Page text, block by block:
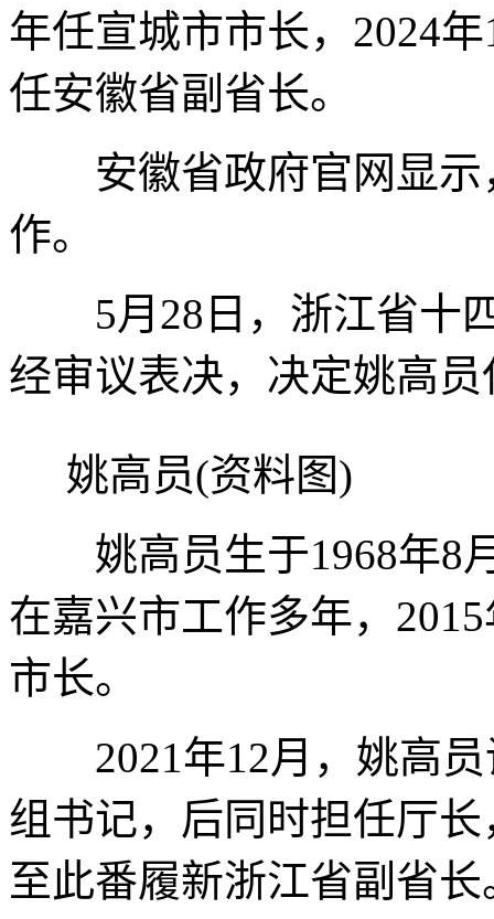
年任宣城市市长，2024
任安徽省副省长。
安徽省政府官网显示
作。
5月28日，浙江省十四
经审议表决，决定姚高
姚高员(资料图)
姚高员生于1968年8
在嘉兴市工作多年，
市长。
2021年12月，姚高员
组书记，后同时担任厅
至此番履新浙江省副省长